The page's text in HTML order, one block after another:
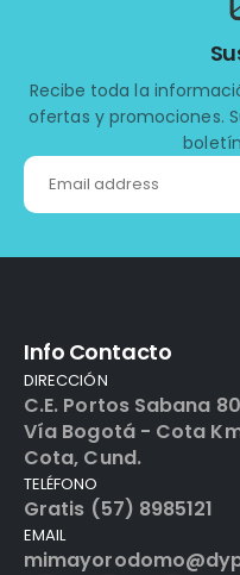
Recibe toda la
ofertas y promociones.
Info Contacto
DIRECCIÓN
C.E. Portos Sabana
Vía Bogotá - Cota
Cota, Cund.
TELÉFONO
Gratis (57) 8985121
EMAIL